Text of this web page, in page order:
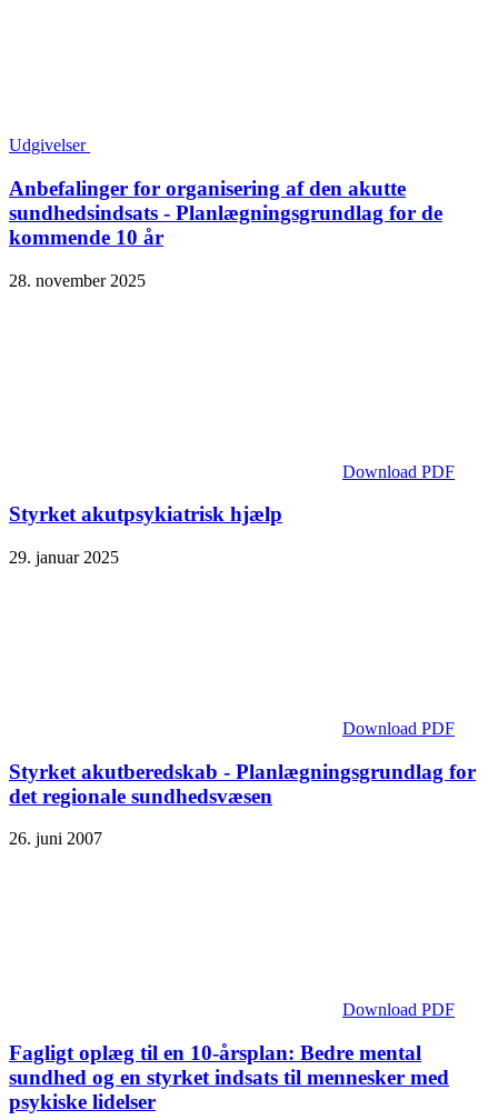
Udgivelser
Anbefalinger for organisering af den akutte
sundhedsindsats - Planlægningsgrundlag for de
kommende 10 år
28. november 2025
Download PDF
Styrket akutpsykiatrisk hjælp
29. januar 2025
Download PDF
Styrket akutberedskab - Planlægnings­grundlag for
det regionale sundhedsvæsen
26. juni 2007
Download PDF
Fagligt oplæg til en 10-årsplan: Bedre mental
sundhed og en styrket indsats til mennesker med
psykiske lidelser